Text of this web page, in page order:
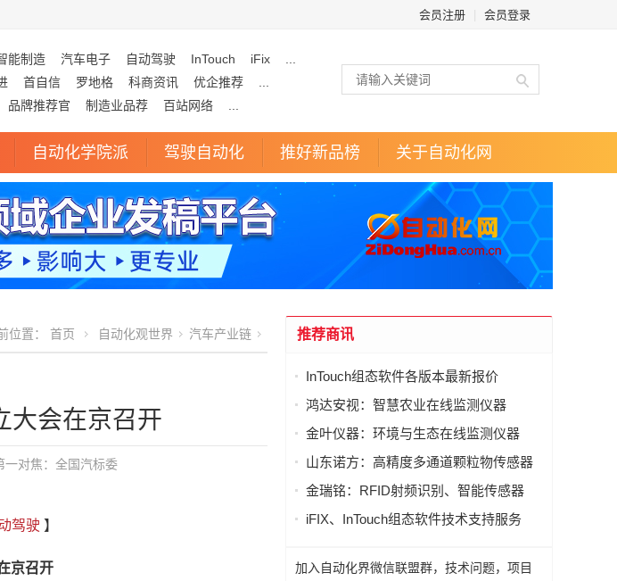
会员注册 会员登录
能制造 汽车电子 自动驾驶 InTouch iFix
首自信 罗地格 科商资讯 优企推荐
品牌推荐官 制造业品荐 百站网络
自动化学院派 驾驶自动化 推好新品榜 关于自动化网
位置： 首页 自动化观世界 汽车产业链
大会在京召开
一对焦： 全国汽标委
驾驶 】
京召开
推荐商讯
InTouch组态软件各版本最新报价
鸿达安视：智慧农业在线监测仪器
金叶仪器：环境与生态在线监测仪器
山东诺方：高精度多通道颗粒物传感器
金瑞铭：RFID射频识别、智能传感器
iFIX、InTouch组态软件技术支持服务
加入自动化界微信联盟群，技术问题，项目